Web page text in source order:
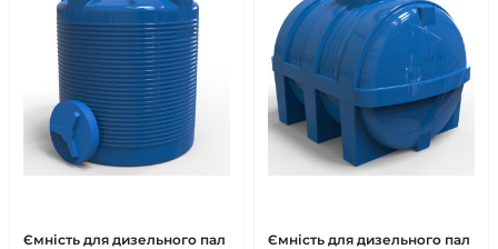
Ємність для дизельного пал
Ємність для дизельного пал